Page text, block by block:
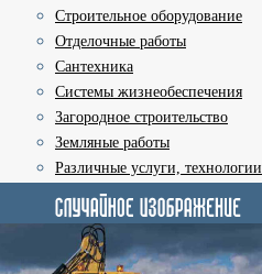
Строительное оборудование
Отделочные работы
Сантехника
Системы жизнеобеспечения
Загородное строительство
Земляные работы
Различные услуги, технологии